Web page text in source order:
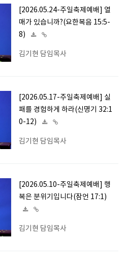
[2026.05.24-주일축제예배] 열
매가 있습니까?(요한복음 15:5-
8)
김기현 담임목사
[2026.05.17-주일축제예배] 실
패를 경험하게 하라(신명기 32:1
0-12)
김기현 담임목사
[2026.05.10-주일축제예배] 행
복은 분위기입니다(잠언 17:1)
김기현 담임목사